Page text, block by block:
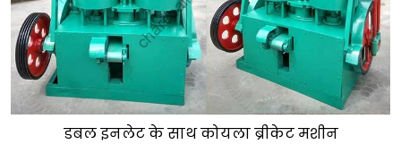
डबल इनलेट के साथ कोयला ब्रीकेट मशीन